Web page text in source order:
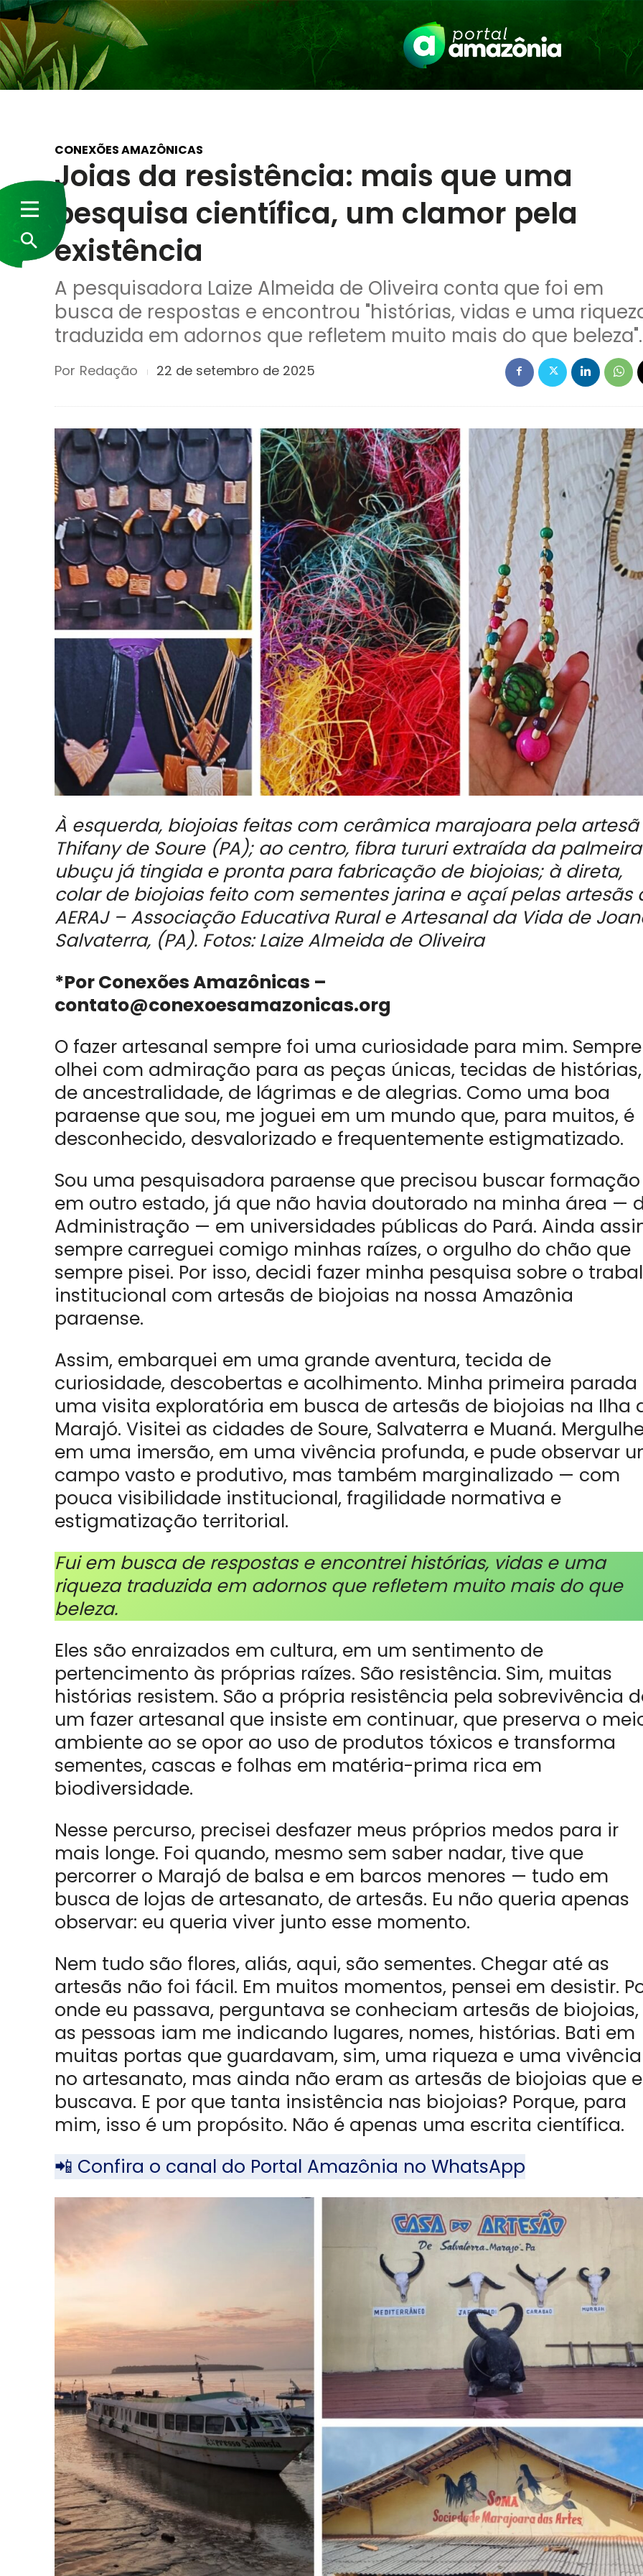
CONEXÕES AMAZÔNICAS
Joias da resistência: mais que uma
pesquisa científica, um clamor pela
existência
A pesquisadora Laize Almeida de Oliveira conta que foi em
busca de respostas e encontrou "histórias, vidas e uma
traduzida em adornos que refletem muito mais do que beleza".
Por Redação 22 de setembro de 2025
À esquerda, biojoias feitas com cerâmica marajoara pela artesã
Thifany de Soure (PA); ao centro, fibra tururi extraída da palmeira
ubuçu já tingida e pronta para fabricação de biojoias; à direta,
colar de biojoias feito com sementes jarina e açaí pelas artesãs
AERAJ – Associação Educativa Rural e Artesanal da Vida de
Salvaterra, (PA). Fotos: Laize Almeida de Oliveira
*Por Conexões Amazônicas –
contato@conexoesamazonicas.org
O fazer artesanal sempre foi uma curiosidade para mim. Sempre
olhei com admiração para as peças únicas, tecidas de histórias,
de ancestralidade, de lágrimas e de alegrias. Como uma boa
paraense que sou, me joguei em um mundo que, para muitos, é
desconhecido, desvalorizado e frequentemente estigmatizado.
Sou uma pesquisadora paraense que precisou buscar formação
em outro estado, já que não havia doutorado na minha área —
Administração — em universidades públicas do Pará. Ainda
sempre carreguei comigo minhas raízes, o orgulho do chão que
sempre pisei. Por isso, decidi fazer minha pesquisa sobre o
institucional com artesãs de biojoias na nossa Amazônia
paraense.
Assim, embarquei em uma grande aventura, tecida de
curiosidade, descobertas e acolhimento. Minha primeira parada
uma visita exploratória em busca de artesãs de biojoias na Ilha
Marajó. Visitei as cidades de Soure, Salvaterra e Muaná.
em uma imersão, em uma vivência profunda, e pude observar
campo vasto e produtivo, mas também marginalizado — com
pouca visibilidade institucional, fragilidade normativa e
estigmatização territorial.
Fui em busca de respostas e encontrei histórias, vidas e uma
riqueza traduzida em adornos que refletem muito mais do que
beleza.
Eles são enraizados em cultura, em um sentimento de
pertencimento às próprias raízes. São resistência. Sim, muitas
histórias resistem. São a própria resistência pela sobrevivência
um fazer artesanal que insiste em continuar, que preserva o
ambiente ao se opor ao uso de produtos tóxicos e transforma
sementes, cascas e folhas em matéria-prima rica em
biodiversidade.
Nesse percurso, precisei desfazer meus próprios medos para ir
mais longe. Foi quando, mesmo sem saber nadar, tive que
percorrer o Marajó de balsa e em barcos menores — tudo em
busca de lojas de artesanato, de artesãs. Eu não queria apenas
observar: eu queria viver junto esse momento.
Nem tudo são flores, aliás, aqui, são sementes. Chegar até as
artesãs não foi fácil. Em muitos momentos, pensei em desistir.
onde eu passava, perguntava se conheciam artesãs de biojoias,
as pessoas iam me indicando lugares, nomes, histórias. Bati em
muitas portas que guardavam, sim, uma riqueza e uma vivência
no artesanato, mas ainda não eram as artesãs de biojoias que
buscava. E por que tanta insistência nas biojoias? Porque, para
mim, isso é um propósito. Não é apenas uma escrita científica.
📲 Confira o canal do Portal Amazônia no WhatsApp